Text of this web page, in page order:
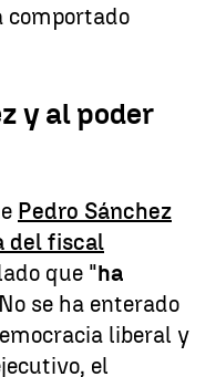
comportado
y al poder
Pedro Sánchez
del fiscal
que "ha
se ha enterado
liberal y
el